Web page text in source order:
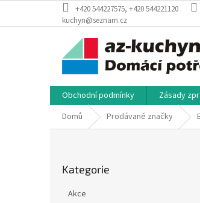
obsah
+420 544227575, +420 544221120
kuchyn@seznam.cz
Obchodní podmínky Zásady
Domů
Prodávané značky
kategorie
Kategorie
Akce